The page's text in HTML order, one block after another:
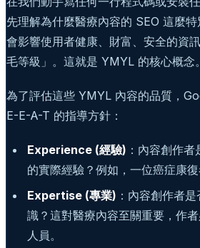
先理解為什麼醫療內容的 SEO 這麼
會影響使用者健康、財富、安全的資
毛等級」。這就是 YMYL 的核心概念。
為了評估這些 YMYL 內容的品質，
E-E-A-T 的指導方針：
Experience (經驗) ：內容創作
的實際經驗？例如，一位癌症康復
Expertise (專業) ：內容創作者
識？這對醫療內容至關重要，作
人員。